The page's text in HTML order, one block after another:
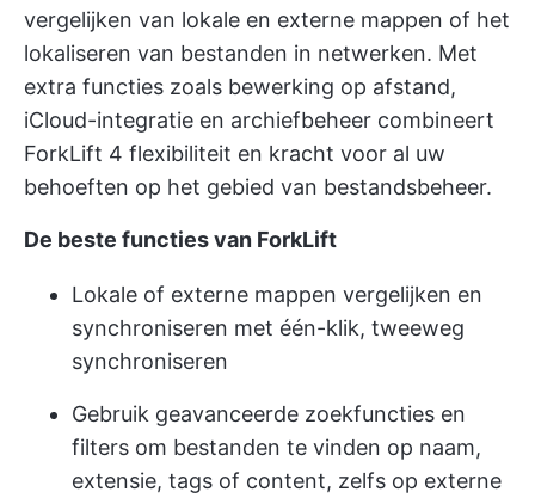
vergelijken van lokale en externe mappen of het
lokaliseren van bestanden in netwerken. Met
extra functies zoals bewerking op afstand,
iCloud-integratie en archiefbeheer combineert
ForkLift 4 flexibiliteit en kracht voor al uw
behoeften op het gebied van bestandsbeheer.
De beste functies van ForkLift
Lokale of externe mappen vergelijken en
synchroniseren met één-klik, tweeweg
synchroniseren
Gebruik geavanceerde zoekfuncties en
filters om bestanden te vinden op naam,
extensie, tags of content, zelfs op externe